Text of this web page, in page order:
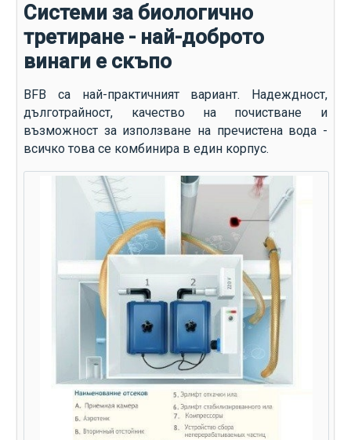
Системи за биологично
третиране - най-доброто
винаги е скъпо
BFB са най-практичният вариант. Надеждност,
дълготрайност, качество на почистване и
възможност за използване на пречистена вода -
всичко това се комбинира в един корпус.